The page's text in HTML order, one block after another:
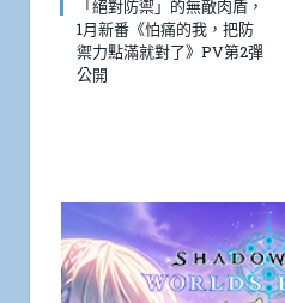
「絕對防禦」的無敵肉盾，
1月新番《怕痛的我，把防
禦力點滿就對了》PV第2彈
公開